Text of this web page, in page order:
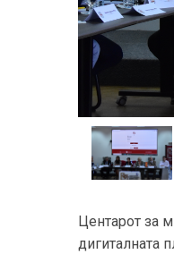
Центарот за
дигиталната